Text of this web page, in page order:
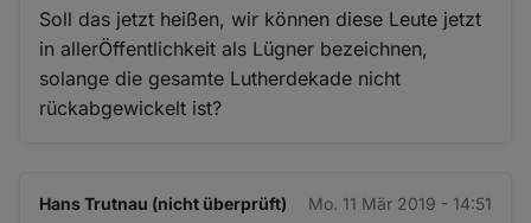
Soll das jetzt heißen, wir können diese Leute jetzt
in allerÖffentlichkeit als Lügner bezeichnen,
solange die gesamte Lutherdekade nicht
rückabgewickelt ist?
Hans Trutnau (nicht überprüft) Mo. 11 Mär 2019 - 14:51